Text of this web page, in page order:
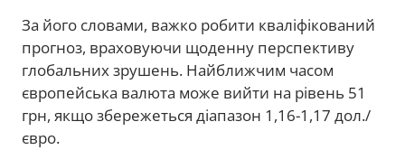
За його словами, важко робити кваліфікований
прогноз, враховуючи щоденну перспективу
глобальних зрушень. Найближчим часом
європейська валюта може вийти на рівень 51
грн, якщо збережеться діапазон 1,16-1,17 дол./
євро.